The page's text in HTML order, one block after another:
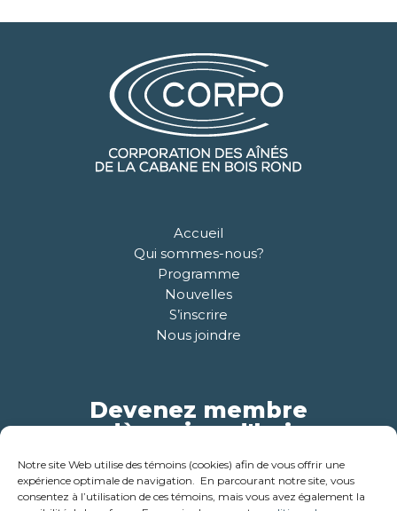
Notre site Web utilise des témoins (cookies) afin de vous offrir une
expérience optimale de navigation. En parcourant notre site, vous
consentez à l’utilisation de ces témoins, mais vous avez également la
Accueil
Qui sommes-nous?
Programme
Nouvelles
S’inscrire
Nous joindre
Devenez membre
dès aujourd'hui
Pour plus d'informations